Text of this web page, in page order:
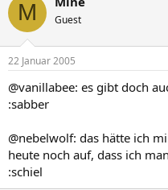
M Guest
22 Januar 2005
@vanillabee: es gibt doch
:sabber
@nebelwolf: das hätte ich
heute noch auf, dass ich
:schiel